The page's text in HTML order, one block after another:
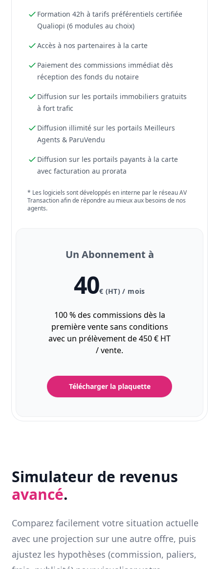
Formation 42h à tarifs préférentiels certifiée
Qualiopi (6 modules au choix)
Accès à nos partenaires à la carte
Paiement des commissions immédiat dès
réception des fonds du notaire
Diffusion sur les portails immobiliers gratuits
à fort trafic
Diffusion illimité sur les portails Meilleurs
Agents & ParuVendu
Diffusion sur les portails payants à la carte
avec facturation au prorata
* Les logiciels sont développés en interne par le réseau AV
Transaction afin de répondre au mieux aux besoins de nos
agents.
Un Abonnement à
40€ (HT) / mois
100 % des commissions dès la
première vente sans conditions
avec un prélèvement de 450 € HT
/ vente.
Télécharger la plaquette
Simulateur de revenus
avancé.
Comparez facilement votre situation actuelle
avec une projection sur une autre offre, puis
ajustez les hypothèses (commission, paliers,